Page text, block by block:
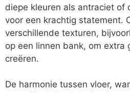
diepe kleuren als antraciet of
voor een krachtig statement.
verschillende texturen,
op een linnen bank, om extra
creëren.
De harmonie tussen vloer,